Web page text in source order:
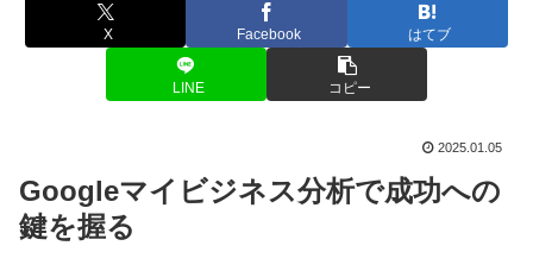
X Facebook はてブ
LINE コピー
2025.01.05
Googleマイビジネス分析で成功への
鍵を握る